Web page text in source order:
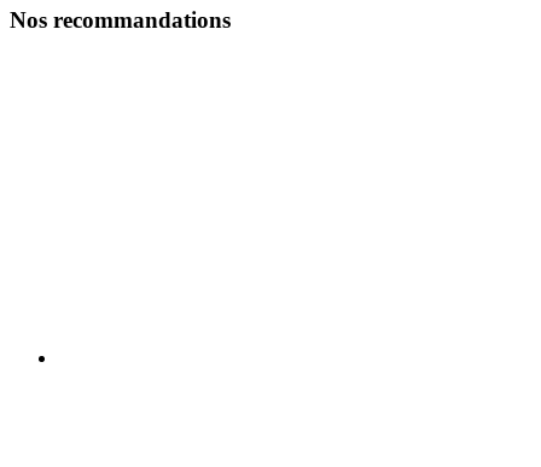
Nos recommandations